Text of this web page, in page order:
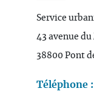
Service
43 avenue du
38800 Pont
Téléphone :